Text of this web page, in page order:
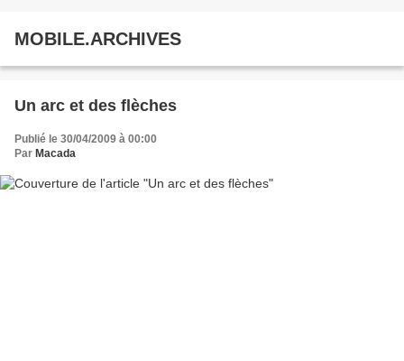
MOBILE.ARCHIVES
Un arc et des flèches
Publié le 30/04/2009 à 00:00
Par Macada